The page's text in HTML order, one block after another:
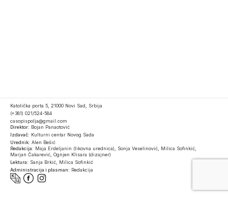
Katolička porta 5, 21000 Novi Sad, Srbija
(+381) 021/524-584
casopispolja@gmail.com
Direktor: Bojan Panaotović
Izdavač: Kulturni centar Novog Sada
Urednik: Alen Bešić
Redakcija: Maja Erdeljanin (likovna urednica), Sonja Veselinović, Milica Sofinkić,
Marjan Čakarević, Ognjen Klisara (dizajner)
Lektura: Sanja Brkić, Milica Sofinkić
Administracija i plasman: Redakcija